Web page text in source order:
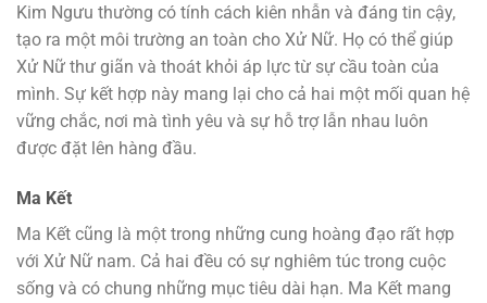
Kim Ngưu thường có tính cách kiên nhẫn và đáng tin cậy,
tạo ra một môi trường an toàn cho Xử Nữ. Họ có thể giúp
Xử Nữ thư giãn và thoát khỏi áp lực từ sự cầu toàn của
mình. Sự kết hợp này mang lại cho cả hai một mối quan hệ
vững chắc, nơi mà tình yêu và sự hỗ trợ lẫn nhau luôn
được đặt lên hàng đầu.
Ma Kết
Ma Kết cũng là một trong những cung hoàng đạo rất hợp
với Xử Nữ nam. Cả hai đều có sự nghiêm túc trong cuộc
sống và có chung những mục tiêu dài hạn. Ma Kết mang